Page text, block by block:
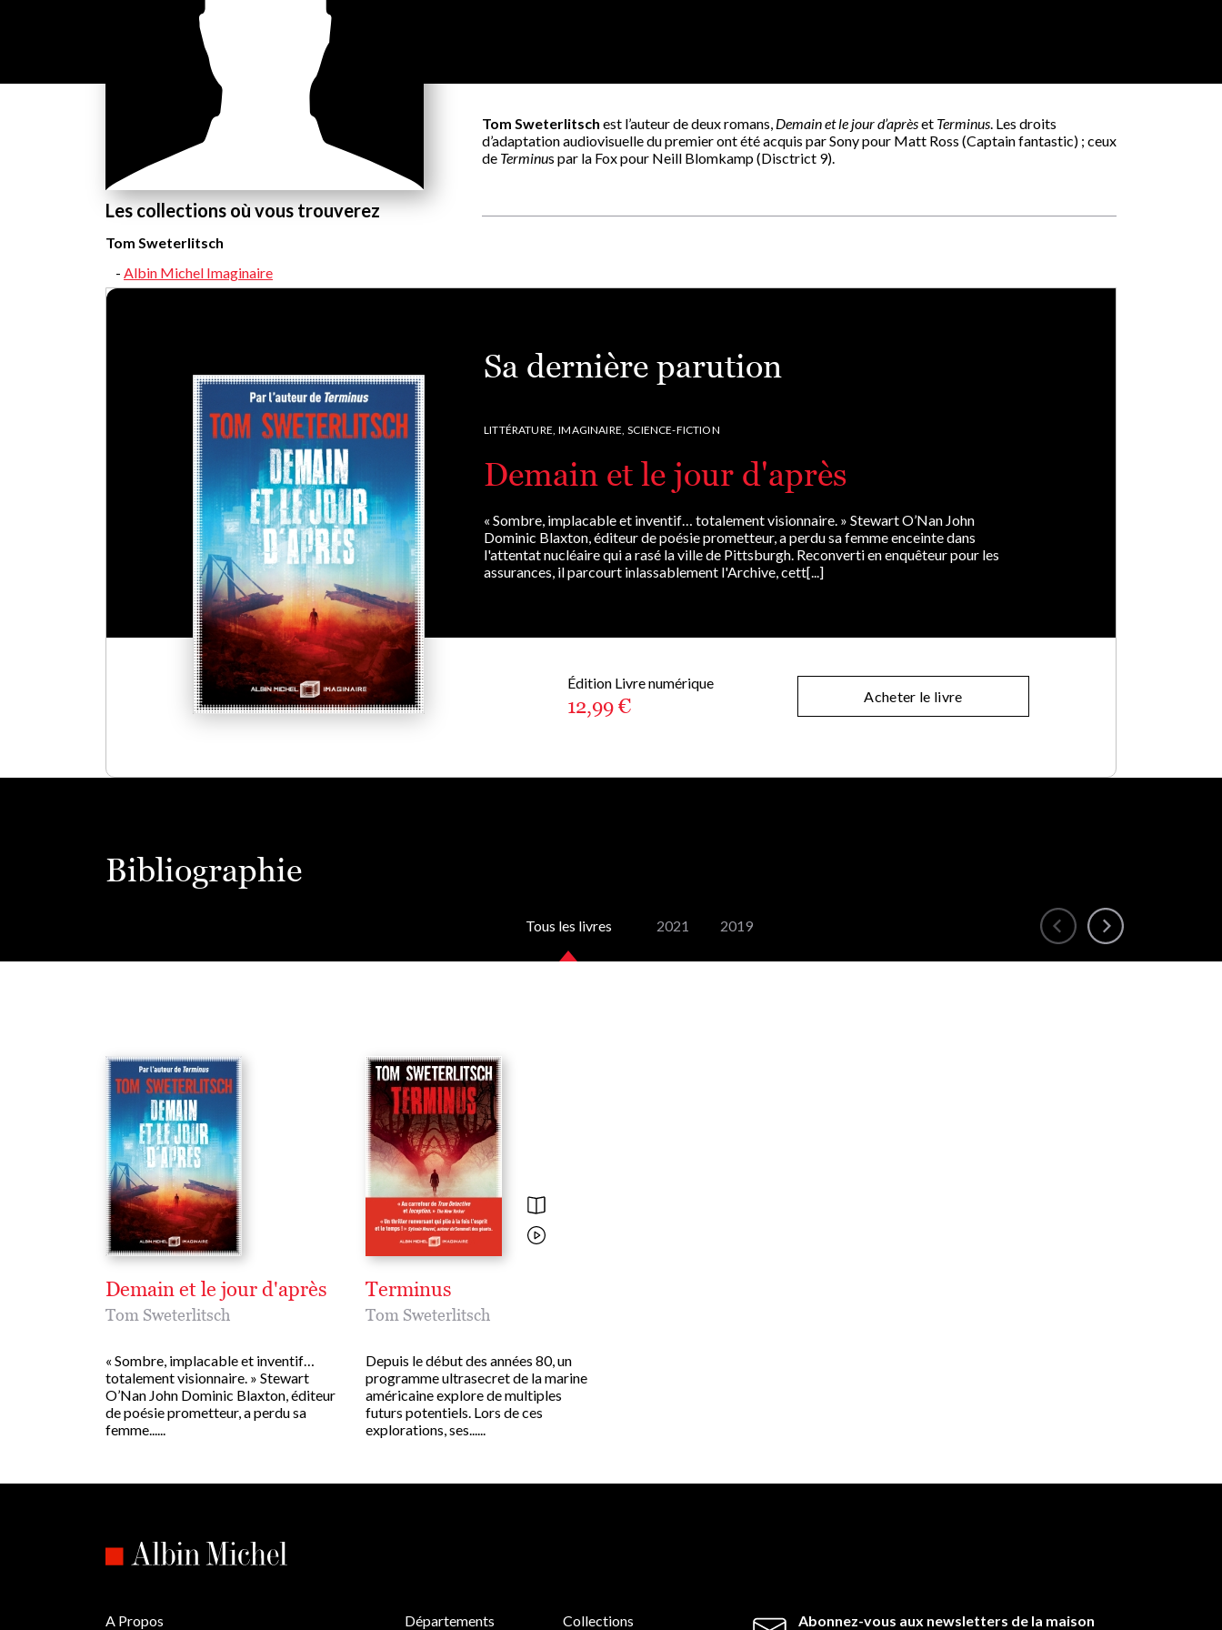
Les collections où vous trouverez
Tom Sweterlitsch
Albin Michel Imaginaire
Tom Sweterlitsch est l’auteur de deux romans, Demain et le jour d’aprèset Terminus. Les droits
d’adaptation audiovisuelle du premier ont été acquis par Sony pour Matt Ross (Captain fantastic) ; ceux
de Terminus par la Fox pour Neill Blomkamp (Disctrict 9).
Sa dernière parution
LITTÉRATURE, IMAGINAIRE, SCIENCE-FICTION
Demain et le jour d'après
« Sombre, implacable et inventif… totalement visionnaire. » Stewart O’Nan John
Dominic Blaxton, éditeur de poésie prometteur, a perdu sa femme enceinte dans
l'attentat nucléaire qui a rasé la ville de Pittsburgh. Reconverti en enquêteur pour les
assurances, il parcourt inlassablement l'Archive, cett[...]
Édition Livre numérique
12,99 € Acheter le livre
Bibliographie
Tous les livres 2021 2019
Demain et le jour d'après
Tom Sweterlitsch
« Sombre, implacable et inventif…
totalement visionnaire. » Stewart
O’Nan John Dominic Blaxton, éditeur
de poésie prometteur, a perdu sa
femme......
Terminus
Tom Sweterlitsch
Depuis le début des années 80, un
programme ultrasecret de la marine
américaine explore de multiples
futurs potentiels. Lors de ces
explorations, ses......
Abonnez-vous aux newsletters de la maison
A Propos Départements Collections